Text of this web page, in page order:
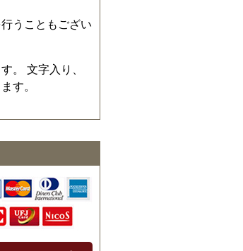
うこともござい
。 文字入り、
す。